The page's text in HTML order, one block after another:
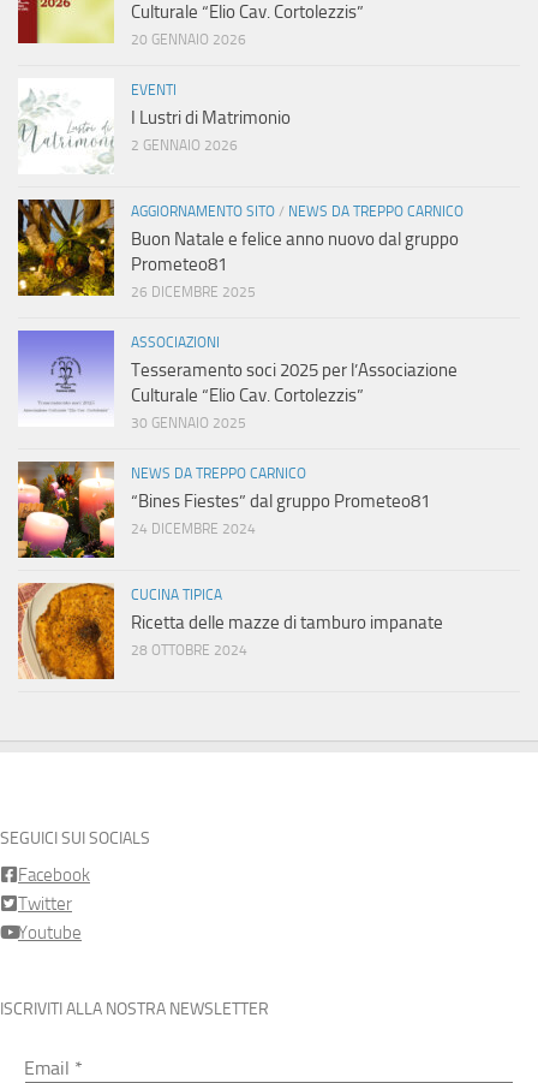
Culturale “Elio Cav. Cortolezzis”
20 GENNAIO 2026
EVENTI
I Lustri di Matrimonio
2 GENNAIO 2026
AGGIORNAMENTO SITO / NEWS DA TREPPO CARNICO
Buon Natale e felice anno nuovo dal gruppo
Prometeo81
26 DICEMBRE 2025
ASSOCIAZIONI
Tesseramento soci 2025 per l’Associazione
Culturale “Elio Cav. Cortolezzis”
30 GENNAIO 2025
NEWS DA TREPPO CARNICO
“Bines Fiestes” dal gruppo Prometeo81
24 DICEMBRE 2024
CUCINA TIPICA
Ricetta delle mazze di tamburo impanate
28 OTTOBRE 2024
SEGUICI SUI SOCIALS
Facebook
Twitter
Youtube
ISCRIVITI ALLA NOSTRA NEWSLETTER
Email *